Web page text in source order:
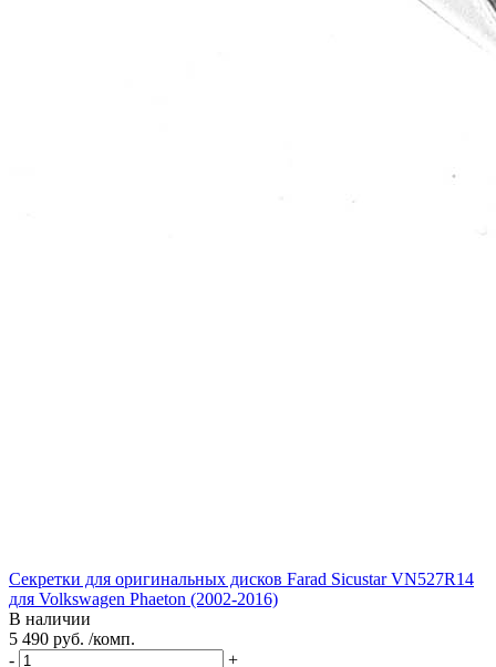
Секретки для оригинальных дисков Farad Sicustar VN527R14
для Volkswagen Phaeton (2002-2016)
В наличии
5 490 руб. /комп.
-
+